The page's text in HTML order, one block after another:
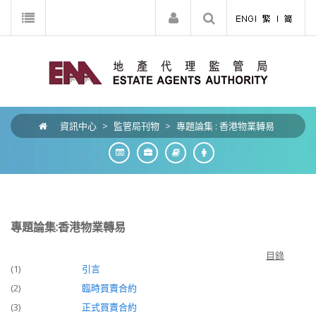
資訊中心 > 監管局刊物 > 專題論集 : 香港物業轉易
專題論集:香港物業轉易
目錄
(1)
引言
(2)
臨時買賣合約
(3)
正式買賣合約